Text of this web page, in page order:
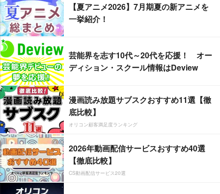
【夏アニメ2026】7月期夏の新アニメを
一挙紹介！
芸能界を志す10代～20代を応援！ オー
ディション・スクール情報はDeview
漫画読み放題サブスクおすすめ11選【徹
底比較】
オリコン顧客満足度ランキング
2026年動画配信サービスおすすめ40選
【徹底比較】
CS動画配信サービス20選